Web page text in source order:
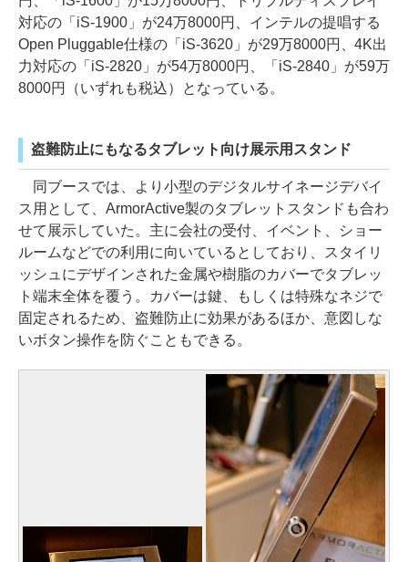
対応の「iS-1900」が24万8000円、インテルの提唱する
Open Pluggable仕様の「iS-3620」が29万8000円、4K出
力対応の「iS-2820」が54万8000円、「iS-2840」が59万
8000円（いずれも税込）となっている。
盗難防止にもなるタブレット向け展示用スタンド
同ブースでは、より小型のデジタルサイネージデバイ
ス用として、ArmorActive製のタブレットスタンドも合わ
せて展示していた。主に会社の受付、イベント、ショー
ルームなどでの利用に向いているとしており、スタイリ
ッシュにデザインされた金属や樹脂のカバーでタブレッ
ト端末全体を覆う。カバーは鍵、もしくは特殊なネジで
固定されるため、盗難防止に効果があるほか、意図しな
いボタン操作を防ぐこともできる。